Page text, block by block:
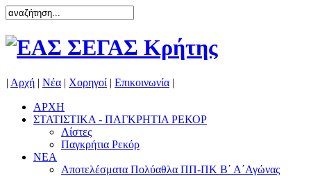
| Αρχή | Νέα | Χορηγοί | Επικοινωνία |
ΑΡΧΗ
ΣΤΑΤΙΣΤΙΚΑ - ΠΑΓΚΡΗΤΙΑ ΡΕΚΟΡ
Λίστες
Παγκρήτια Ρεκόρ
ΝΕΑ
Αποτελέσματα Πολύαθλα ΠΠ-ΠΚ Β΄ Α΄Αγώνας